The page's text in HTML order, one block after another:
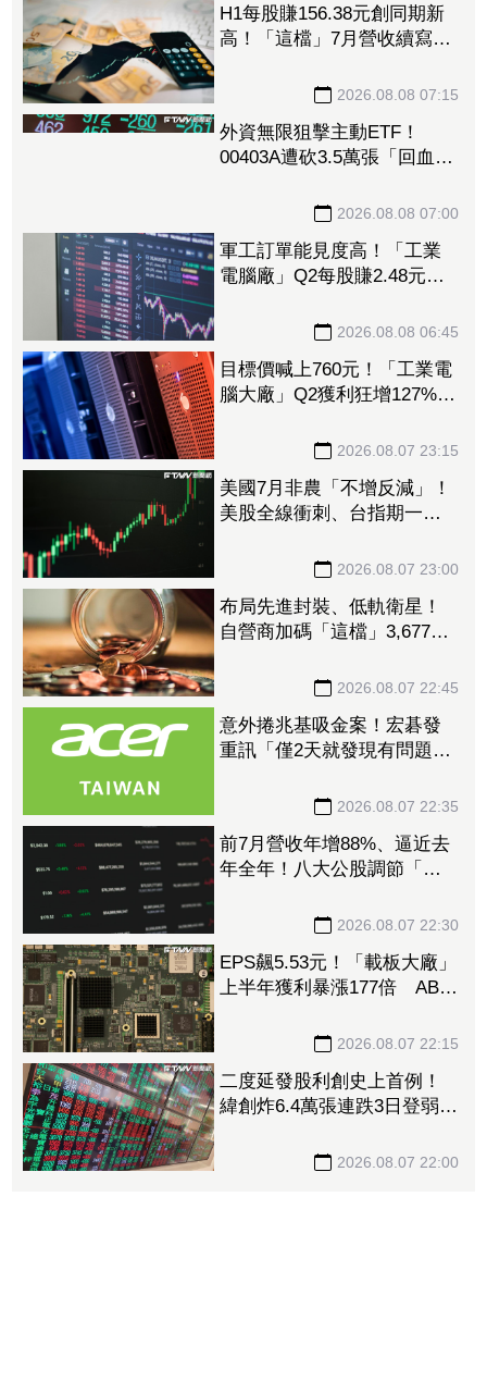
H1每股賺156.38元創同期新
高！「這檔」7月營收續寫新
2026.08.08 07:15
外資無限狙擊主動ETF！
00403A遭砍3.5萬張「回血中
0050也變提款機2026.08.08 07:00
軍工訂單能見度高！「工業
電腦廠」Q2每股賺2.48元
2026.08.08 06:45
目標價喊上760元！「工業電
腦大廠」Q2獲利狂增127%
2026.08.07 23:15
美國7月非農「不增反減」！
美股全線衝刺、台指期一度
2026.08.07 23:00
布局先進封裝、低軌衛星！
自營商加碼「這檔」3,677萬
2026.08.07 22:45
意外捲兆基吸金案！宏碁發
重訊「僅2天就發現有問題」
2026.08.07 22:35
前7月營收年增88%、逼近去
年全年！八大公股調節「這
2026.08.07 22:30
EPS飆5.53元！「載板大廠」
上半年獲利暴漲177倍 ABF
2026.08.07 22:15
二度延發股利創史上首例！
緯創炸6.4萬張連跌3日登弱勢
2026.08.07 22:00